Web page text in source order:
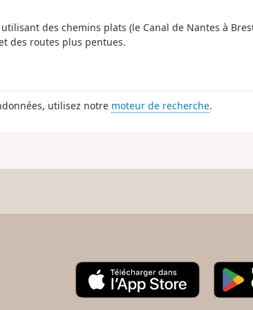
des chemins plats (le Canal de Nantes à
des routes plus pentues.
utilisez notre moteur de recherche.
A
p